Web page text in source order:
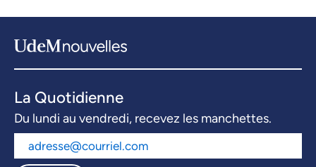
La Quotidienne
Du lundi au vendredi, recevez les manchettes.